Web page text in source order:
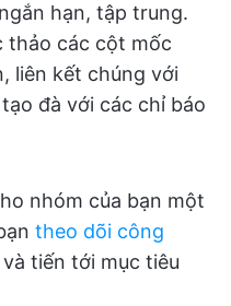
hạn, tập trung.
thảo các cột mốc
liên kết chúng với
đà với các chỉ báo
nhóm của bạn một
theo dõi công
tiến tới mục tiêu